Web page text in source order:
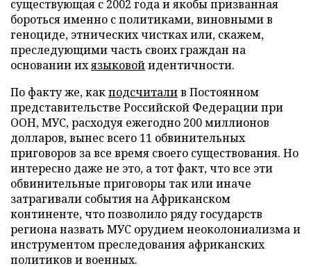
существующая с 2002 года и якобы призванная
бороться именно с политиками, виновными в
геноциде, этнических чистках или, скажем,
преследующими часть своих граждан на
основании ихязыковойидентичности.
По факту же, какподсчиталив Постоянном
представительстве Российской Федерации при
ООН, МУС, расходуя ежегодно 200 миллионов
долларов, вынес всего 11 обвинительных
приговоров за все время своего существования. Но
интересно даже не это, а тот факт, что все эти
обвинительные приговоры так или иначе
затрагивали события на Африканском
континенте, что позволило ряду государств
региона назвать МУС орудием неоколониализма и
инструментом преследования африканских
политиков и военных.